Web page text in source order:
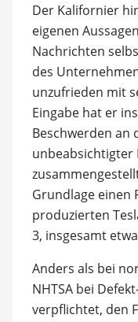
Der Kalifornier
eigenen
Nachrichten
des
unzufrieden mit
Eingabe hat er
Beschwerden an
unbeabsichtigter
Grundlage einen
produzierten
3, insgesamt
Anders als bei
NHTSA bei
verpflichtet, den